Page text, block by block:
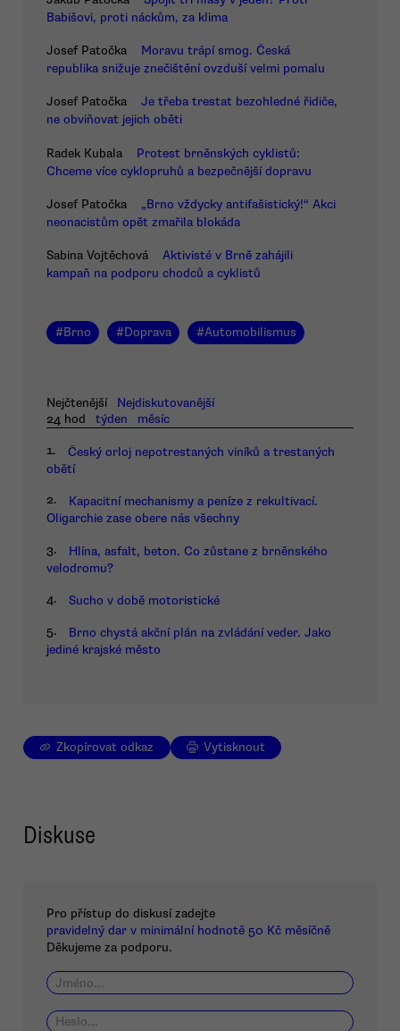
Babišovi, proti náckům, za klima
Josef Patočka
Moravu trápí smog. Česká
republika snižuje znečištění ovzduší velmi pomalu
Josef Patočka
Je třeba trestat bezohledné řidiče,
ne obviňovat jejich oběti
Radek Kubala
Protest brněnských cyklistů:
Chceme více cyklopruhů a bezpečnější dopravu
Josef Patočka
„Brno vždycky antifašistický!“ Akci
neonacistům opět zmařila blokáda
Sabina Vojtěchová
Aktivisté v Brně zahájili
kampaň na podporu chodců a cyklistů
#Brno #Doprava #Automobilismus
Nejčtenější
Nejdiskutovanější
24 hod
týden měsíc
1.
Český orloj nepotrestaných viníků a trestaných
obětí
2.
Kapacitní mechanismy a peníze z rekultivací.
Oligarchie zase obere nás všechny
3.
Hlína, asfalt, beton. Co zůstane z brněnského
velodromu?
4. Sucho v době motoristické
5.
Brno chystá akční plán na zvládání veder. Jako
jediné krajské město
Zkopírovat odkaz Vytisknout
Diskuse
Pro přístup do diskusí zadejte
pravidelný dar v minimální hodnotě 50 Kč měsíčně
Děkujeme za podporu.